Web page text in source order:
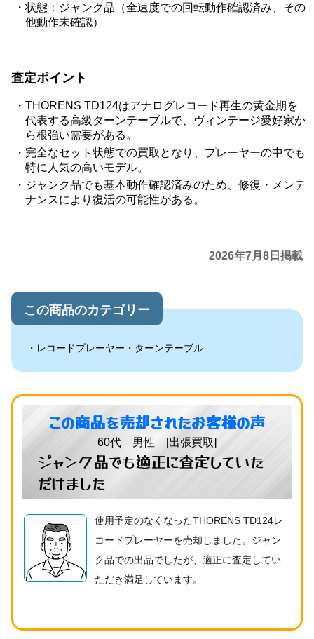
状態：ジャンク品（全速度での回転動作確認済み、その
他動作未確認）
査定ポイント
THORENS TD124はアナログレコード再生の黄金期を
代表する高級ターンテーブルで、ヴィンテージ愛好家か
ら根強い需要がある。
完全なセット状態での買取となり、プレーヤーの中でも
特に人気の高いモデル。
ジャンク品でも基本動作確認済みのため、修復・メンテ
ナンスにより復活の可能性がある。
2026年7月8日掲載
この商品のカテゴリー
レコードプレーヤー・ターンテーブル
この商品を売却されたお客様の声
60代 男性 [出張買取]
ジャンク品でも適正に査定していた
だけました
使用予定のなくなったTHORENS TD124レ
コードプレーヤーを売却しました。ジャン
ク品での出品でしたが、適正に査定してい
ただき満足しています。